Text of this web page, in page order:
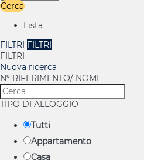
Cerca
Lista
FILTRI FILTRI
FILTRI
Nuova ricerca
Nº RIFERIMENTO/ NOME
TIPO DI ALLOGGIO
Tutti
Appartamento
Casa